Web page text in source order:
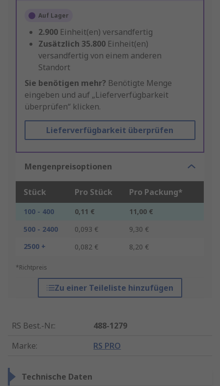
Auf Lager
2.900 Einheit(en) versandfertig
Zusätzlich 35.800 Einheit(en)
versandfertig von einem anderen
Standort
Sie benötigen mehr? Benötigte Menge
eingeben und auf „Lieferverfügbarkeit
überprüfen“ klicken.
Lieferverfügbarkeit überprüfen
Mengenpreisoptionen
Stück Pro Stück Pro Packung*
100 - 400 0,11 €
11,00 €
500 - 2400
0,093 €
9,30 €
2500 +
0,082 € 8,20 €
*Richtpreis
Zu einer Teileliste hinzufügen
RS Best.-Nr.:
488-1279
Marke: RS PRO
Technische Daten